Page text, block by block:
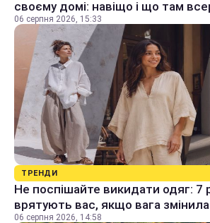
своєму домі: навіщо і що там
06 серпня 2026, 15:33
ТРЕНДИ
Не поспішайте викидати одяг: 7
врятують вас, якщо вага
06 серпня 2026, 14:58